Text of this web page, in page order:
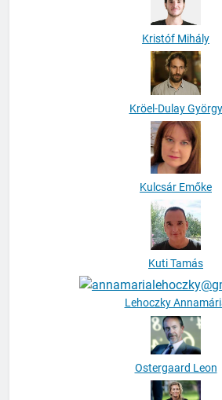
Kristóf Mihály
Kröel-Dulay György
Kulcsár Emőke
Kuti Tamás
Lehoczky Annamária
Ostergaard Leon